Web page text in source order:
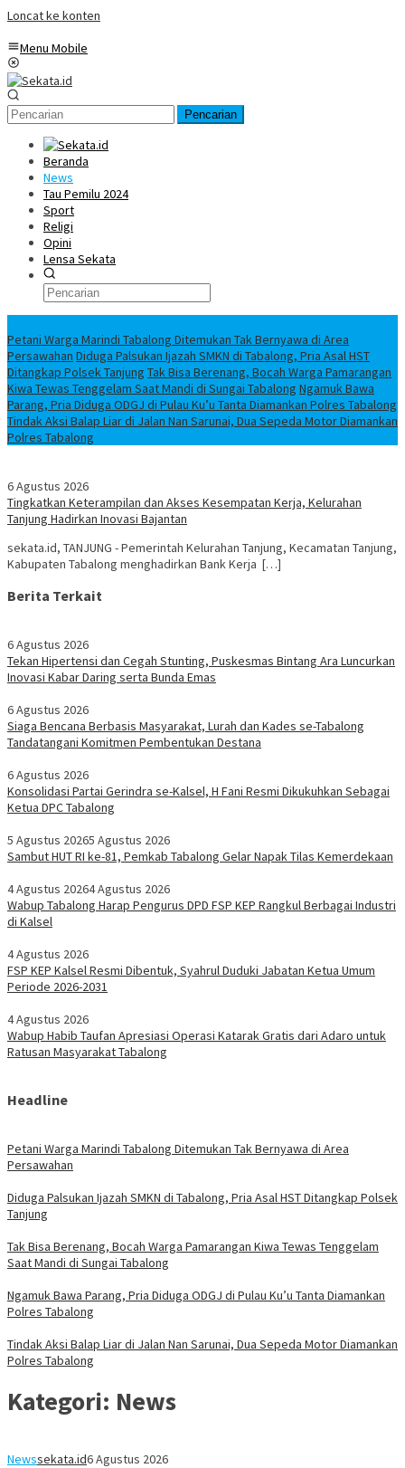
Loncat ke konten
Menu Mobile
Pencarian
Beranda
News
Tau Pemilu 2024
Sport
Religi
Opini
Lensa Sekata
Petani Warga Marindi Tabalong Ditemukan Tak Bernyawa di Area
Persawahan Diduga Palsukan Ijazah SMKN di Tabalong, Pria Asal HST
Ditangkap Polsek Tanjung Tak Bisa Berenang, Bocah Warga Pamarangan
Kiwa Tewas Tenggelam Saat Mandi di Sungai Tabalong Ngamuk Bawa
Parang, Pria Diduga ODGJ di Pulau Ku’u Tanta Diamankan Polres Tabalong
Tindak Aksi Balap Liar di Jalan Nan Sarunai, Dua Sepeda Motor Diamankan
Polres Tabalong
6 Agustus 2026
Tingkatkan Keterampilan dan Akses Kesempatan Kerja, Kelurahan
Tanjung Hadirkan Inovasi Bajantan
sekata.id, TANJUNG - Pemerintah Kelurahan Tanjung, Kecamatan Tanjung,
Kabupaten Tabalong menghadirkan Bank Kerja […]
Berita Terkait
6 Agustus 2026
Tekan Hipertensi dan Cegah Stunting, Puskesmas Bintang Ara Luncurkan
Inovasi Kabar Daring serta Bunda Emas
6 Agustus 2026
Siaga Bencana Berbasis Masyarakat, Lurah dan Kades se-Tabalong
Tandatangani Komitmen Pembentukan Destana
6 Agustus 2026
Konsolidasi Partai Gerindra se-Kalsel, H Fani Resmi Dikukuhkan Sebagai
Ketua DPC Tabalong
5 Agustus 20265 Agustus 2026
Sambut HUT RI ke-81, Pemkab Tabalong Gelar Napak Tilas Kemerdekaan
4 Agustus 20264 Agustus 2026
Wabup Tabalong Harap Pengurus DPD FSP KEP Rangkul Berbagai Industri
di Kalsel
4 Agustus 2026
FSP KEP Kalsel Resmi Dibentuk, Syahrul Duduki Jabatan Ketua Umum
Periode 2026-2031
4 Agustus 2026
Wabup Habib Taufan Apresiasi Operasi Katarak Gratis dari Adaro untuk
Ratusan Masyarakat Tabalong
Headline
Petani Warga Marindi Tabalong Ditemukan Tak Bernyawa di Area
Persawahan
Diduga Palsukan Ijazah SMKN di Tabalong, Pria Asal HST Ditangkap Polsek
Tanjung
Tak Bisa Berenang, Bocah Warga Pamarangan Kiwa Tewas Tenggelam
Saat Mandi di Sungai Tabalong
Ngamuk Bawa Parang, Pria Diduga ODGJ di Pulau Ku’u Tanta Diamankan
Polres Tabalong
Tindak Aksi Balap Liar di Jalan Nan Sarunai, Dua Sepeda Motor Diamankan
Polres Tabalong
Kategori: News
Newssekata.id6 Agustus 2026